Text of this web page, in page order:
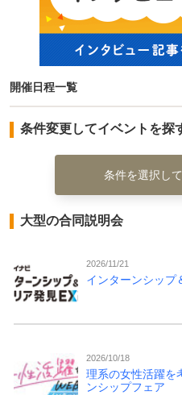
開催日程一覧
条件変更してイベントを探
条件を選択し
大型の合同説明会
2026/11/21
インターンシッ
2026/10/18
理系の女性活躍を
ンシップフェア